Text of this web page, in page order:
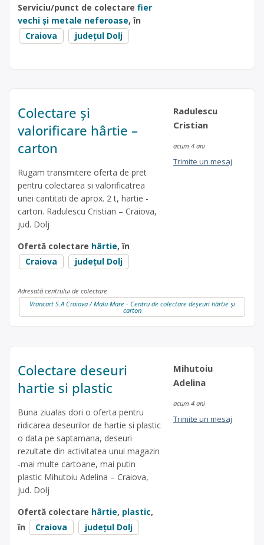
Serviciu/punct de colectare fier
vechi și metale neferoase, în
Craiova
județul Dolj
Colectare și
valorificare hârtie –
carton
Rugam transmitere oferta de pret
pentru colectarea si valorificatrea
unei cantitati de aprox. 2 t, hartie -
carton. Radulescu Cristian – Craiova,
jud. Dolj
Ofertă colectare hârtie, în
Craiova
județul Dolj
Radulescu
Cristian
acum 4 ani
Trimite un mesaj
Adresată centrului de colectare
Vrancart S.A Craiova / Malu Mare - Centru de colectare deșeuri hârtie și
carton
Colectare deseuri
hartie si plastic
Buna ziua!as dori o oferta pentru
ridicarea deseurilor de hartie si plastic
o data pe saptamana, deseuri
rezultate din activitatea unui magazin
-mai multe cartoane, mai putin
plastic Mihutoiu Adelina – Craiova,
jud. Dolj
Ofertă colectare hârtie, plastic,
în
Craiova județul Dolj
Mihutoiu
Adelina
acum 4 ani
Trimite un mesaj